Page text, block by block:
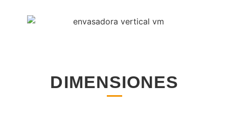
DIMENSIONES